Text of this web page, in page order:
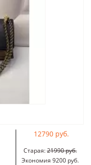
12790 руб.
Старая:21990 руб.
Экономия 9200 руб.